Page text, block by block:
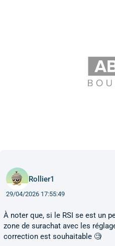
Rollier1
29/04/2026 17:55:49
À noter que, si le RSI se est un
zone de surachat avec les
correction est souhaitable 🧐